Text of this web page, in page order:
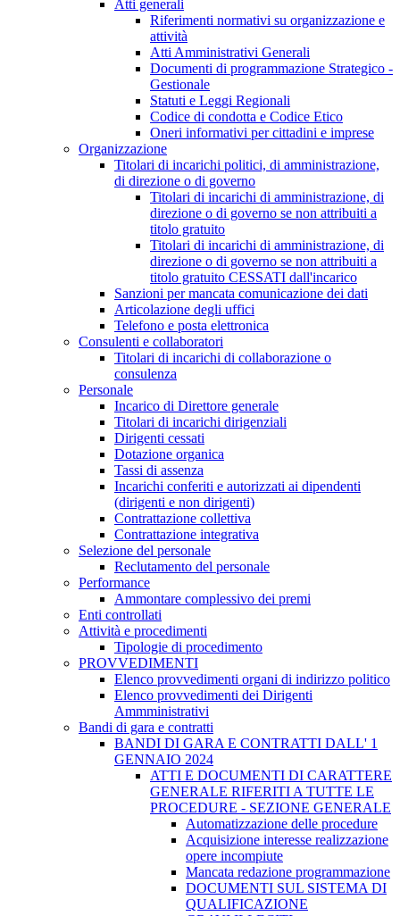
Atti generali
Riferimenti normativi su organizzazione e
attività
Atti Amministrativi Generali
Documenti di programmazione Strategico -
Gestionale
Statuti e Leggi Regionali
Codice di condotta e Codice Etico
Oneri informativi per cittadini e imprese
Organizzazione
Titolari di incarichi politici, di amministrazione,
di direzione o di governo
Titolari di incarichi di amministrazione, di
direzione o di governo se non attribuiti a
titolo gratuito
Titolari di incarichi di amministrazione, di
direzione o di governo se non attribuiti a
titolo gratuito CESSATI dall'incarico
Sanzioni per mancata comunicazione dei dati
Articolazione degli uffici
Telefono e posta elettronica
Consulenti e collaboratori
Titolari di incarichi di collaborazione o
consulenza
Personale
Incarico di Direttore generale
Titolari di incarichi dirigenziali
Dirigenti cessati
Dotazione organica
Tassi di assenza
Incarichi conferiti e autorizzati ai dipendenti
(dirigenti e non dirigenti)
Contrattazione collettiva
Contrattazione integrativa
Selezione del personale
Reclutamento del personale
Performance
Ammontare complessivo dei premi
Enti controllati
Attività e procedimenti
Tipologie di procedimento
PROVVEDIMENTI
Elenco provvedimenti organi di indirizzo politico
Elenco provvedimenti dei Dirigenti
Ammministrativi
Bandi di gara e contratti
BANDI DI GARA E CONTRATTI DALL' 1
GENNAIO 2024
ATTI E DOCUMENTI DI CARATTERE
GENERALE RIFERITI A TUTTE LE
PROCEDURE - SEZIONE GENERALE
Automatizzazione delle procedure
Acquisizione interesse realizzazione
opere incompiute
Mancata redazione programmazione
DOCUMENTI SUL SISTEMA DI
QUALIFICAZIONE